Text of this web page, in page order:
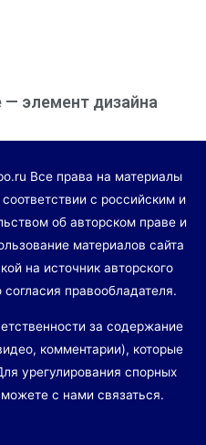
элемент дизайна
Все права на материалы
с российским и
об авторском праве и
материалов сайта
на источник авторского
правообладателя.
за содержание
комментарии), которые
урегулирования спорных
с нами связаться.